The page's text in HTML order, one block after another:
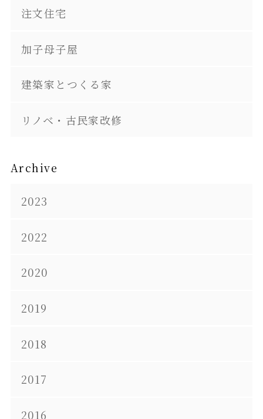
注文住宅
加子母子屋
建築家とつくる家
リノベ・古民家改修
Archive
2023
2022
2020
2019
2018
2017
2016